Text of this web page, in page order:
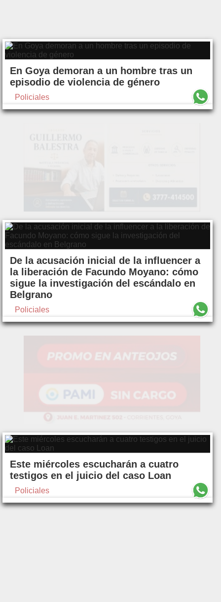
En Goya demoran a un hombre tras un
episodio de violencia de género
Policiales
De la acusación inicial de la influencer a
la liberación de Facundo Moyano: cómo
sigue la investigación del escándalo en
Belgrano
Policiales
Este miércoles escucharán a cuatro
testigos en el juicio del caso Loan
Policiales